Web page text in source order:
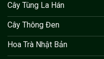
Cây Tùng La Hán
Cây Thông Đen
Hoa Trà Nhật Bản